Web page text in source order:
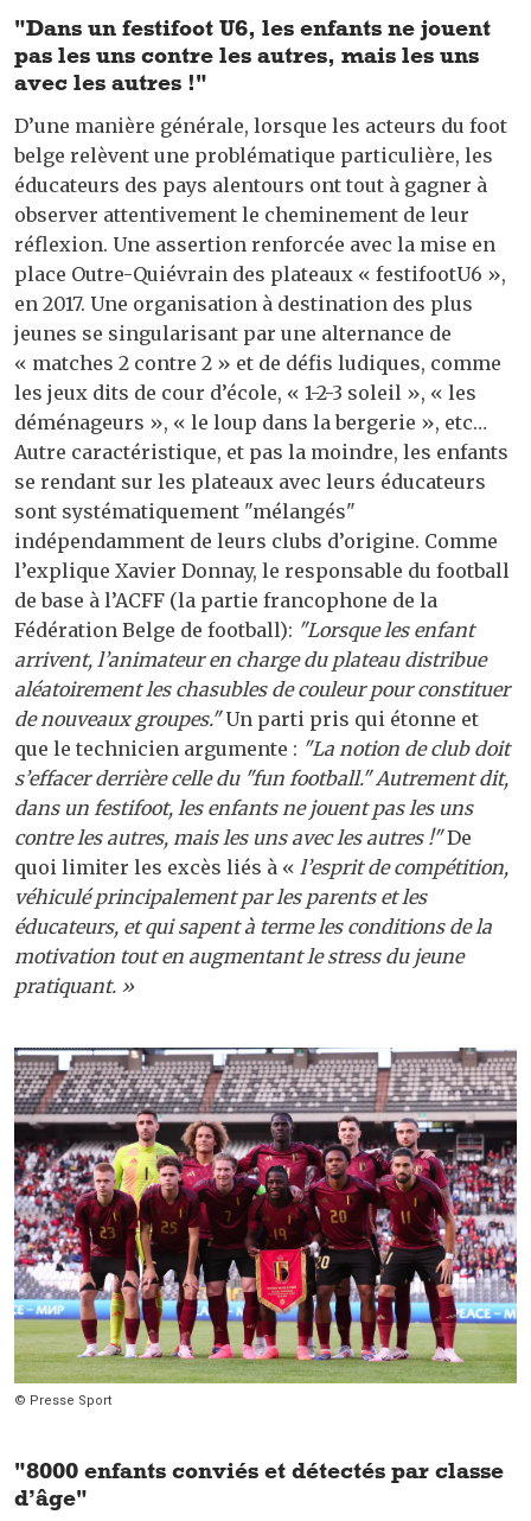
"Dans un festifoot U6, les enfants ne jouent
pas les uns contre les autres, mais les uns
avec les autres !"
D’une manière générale, lorsque les acteurs du foot
belge relèvent une problématique particulière, les
éducateurs des pays alentours ont tout à gagner à
observer attentivement le cheminement de leur
réflexion. Une assertion renforcée avec la mise en
place Outre-Quiévrain des plateaux « festifootU6 »,
en 2017. Une organisation à destination des plus
jeunes se singularisant par une alternance de
« matches 2 contre 2 » et de défis ludiques, comme
les jeux dits de cour d’école, « 1-2-3 soleil », « les
déménageurs », « le loup dans la bergerie », etc…
Autre caractéristique, et pas la moindre, les enfants
se rendant sur les plateaux avec leurs éducateurs
sont systématiquement "mélangés"
indépendamment de leurs clubs d’origine. Comme
l’explique Xavier Donnay, le responsable du football
de base à l’ACFF (la partie francophone de la
Fédération Belge de football): "Lorsque les enfant
arrivent, l’animateur en charge du plateau distribue
aléatoirement les chasubles de couleur pour constituer
de nouveaux groupes."Un parti pris qui étonne et
que le technicien argumente : "La notion de club doit
s’effacer derrière celle du "fun football." Autrement dit,
dans un festifoot, les enfants ne jouent pas les uns
contre les autres, mais les uns avec les autres !"De
quoi limiter les excès liés à « l’esprit de compétition,
véhiculé principalement par les parents et les
éducateurs, et qui sapent à terme les conditions de la
motivation tout en augmentant le stress du jeune
pratiquant. »
© Presse Sport
"8000 enfants conviés et détectés par classe
d’âge"